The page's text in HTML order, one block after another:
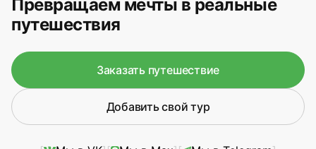
Превращаем мечты в реальные
путешествия
Заказать путешествие
Добавить свой тур